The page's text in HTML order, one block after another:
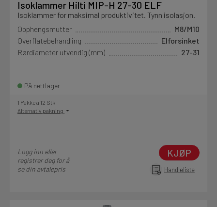
Isoklammer Hilti MIP-H 27-30 ELF
Isoklammer for maksimal produktivitet. Tynn isolasjon.
Opphengsmutter
M8/M10
Overflatebehandling
Elforsinket
Rørdiameter utvendig (mm)
27-31
På nettlager
1 Pakke a 12 Stk
Alternativ pakning
Logg inn eller
registrer deg for å
se din avtalepris
KJØP
Handleliste